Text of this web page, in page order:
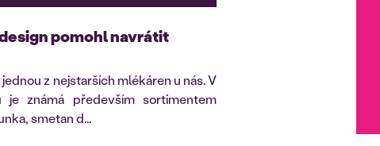
pomohl navrátit
z nejstarších mlékáren u nás. V
je známá především sortimentem
smetan d...